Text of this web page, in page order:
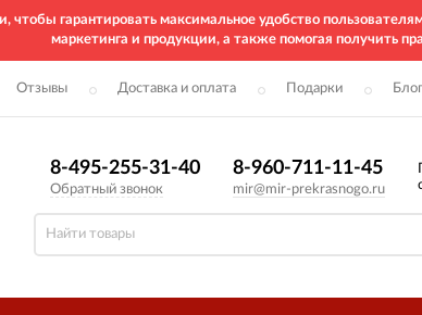
гарантировать максимальное удобство
маркетинга и продукции, а также помогая получить
Отзывы Доставка и оплата Подарки Блог
8-495-255-31-40
Обратный звонок
8-960-711-11-45
mir@mir-prekrasnogo.ru